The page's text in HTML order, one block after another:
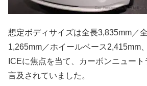
想定ボディサイズは全長3,835mm／
1,265mm／ホイールベース2,415mm
ICEに焦点を当て、カーボンニュー
言及されていました。